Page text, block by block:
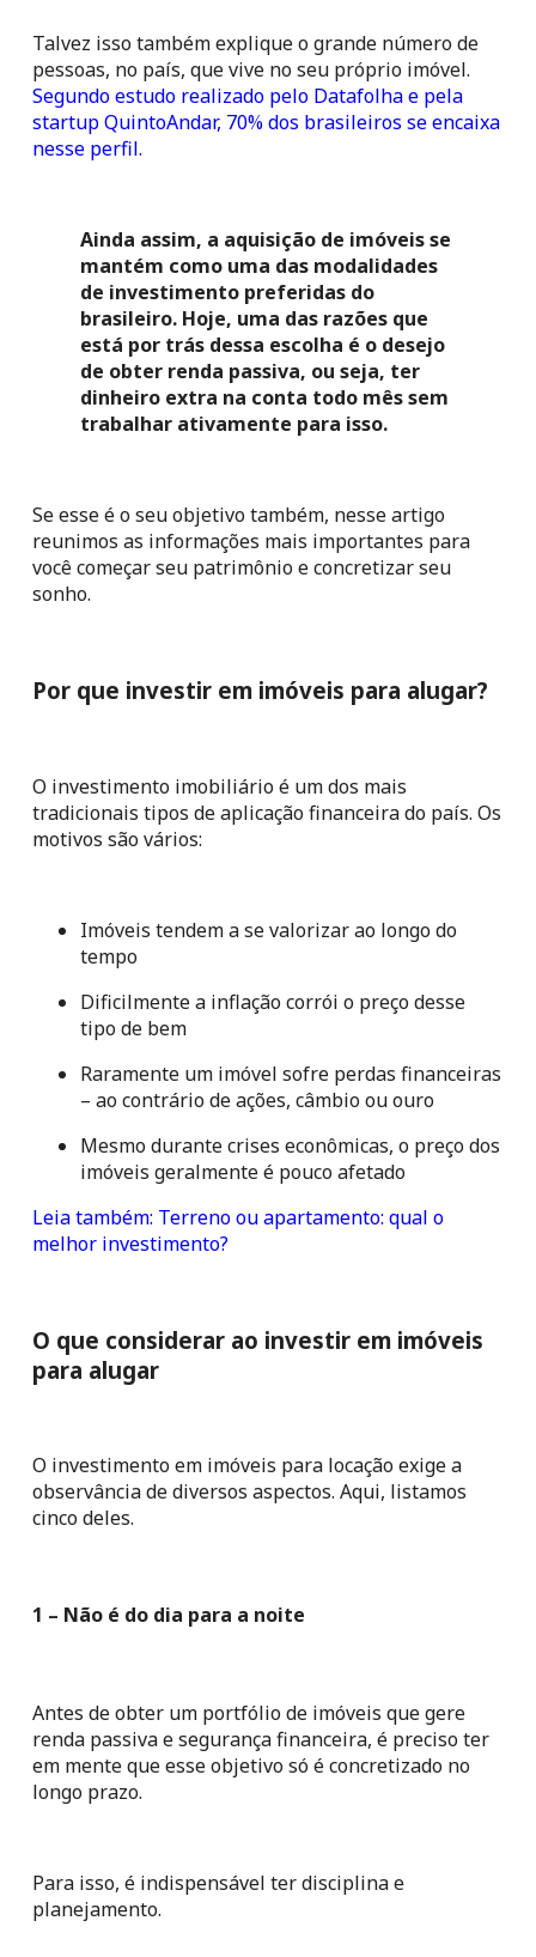
Talvez isso também explique o grande número de
Segundo estudo realizado pelo Datafolha e pela
startup QuintoAndar, 70% dos brasileiros se encaixa
nesse perfil.
Ainda assim, a aquisição de imóveis se
mantém como uma das modalidades
de investimento preferidas do
brasileiro. Hoje, uma das razões que
está por trás dessa escolha é o desejo
de obter renda passiva, ou seja, ter
dinheiro extra na conta todo mês sem
trabalhar ativamente para isso.
Se esse é o seu objetivo também, nesse artigo
reunimos as informações mais importantes para
você começar seu patrimônio e concretizar seu
sonho.
Por que investir em imóveis para alugar?
O investimento imobiliário é um dos mais
tradicionais tipos de aplicação financeira do país. Os
motivos são vários:
Imóveis tendem a se valorizar ao longo do
tempo
Dificilmente a inflação corrói o preço desse
tipo de bem
Raramente um imóvel sofre perdas financeiras
– ao contrário de ações, câmbio ou ouro
Mesmo durante crises econômicas, o preço dos
imóveis geralmente é pouco afetado
Leia também: Terreno ou apartamento: qual o
melhor investimento?
O que considerar ao investir em imóveis
para alugar
O investimento em imóveis para locação exige a
observância de diversos aspectos. Aqui, listamos
cinco deles.
1 – Não é do dia para a noite
Antes de obter um portfólio de imóveis que gere
renda passiva e segurança financeira, é preciso ter
em mente que esse objetivo só é concretizado no
longo prazo.
Para isso, é indispensável ter disciplina e
planejamento.